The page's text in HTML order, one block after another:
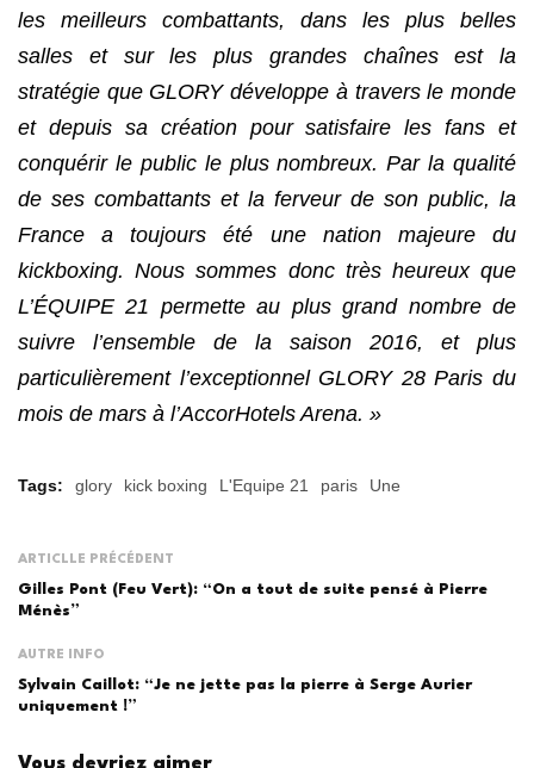
les meilleurs combattants, dans les plus belles
salles et sur les plus grandes chaînes est la
stratégie que GLORY développe à travers le monde
et depuis sa création pour satisfaire les fans et
conquérir le public le plus nombreux. Par la qualité
de ses combattants et la ferveur de son public, la
France a toujours été une nation majeure du
kickboxing. Nous sommes donc très heureux que
L’ÉQUIPE 21 permette au plus grand nombre de
suivre l’ensemble de la saison 2016, et plus
particulièrement l’exceptionnel GLORY 28 Paris du
mois de mars à l’AccorHotels Arena. »
Tags: glory kick boxing L'Equipe 21 paris Une
ARTICLLE PRÉCÉDENT
Gilles Pont (Feu Vert): “On a tout de suite pensé à Pierre
Ménès”
AUTRE INFO
Sylvain Caillot: “Je ne jette pas la pierre à Serge Aurier
uniquement !”